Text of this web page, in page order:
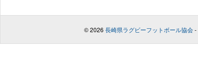
© 2026 長崎県ラグビーフットボール協会-